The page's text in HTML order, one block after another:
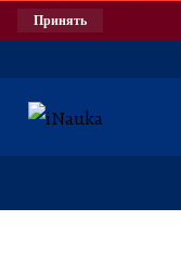
Принять